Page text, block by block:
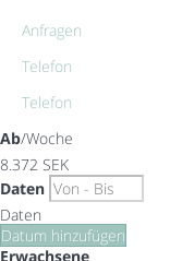
Anfragen
Telefon
Telefon
Ab/Woche
8.372 SEK
Daten
Daten
Datum hinzufügen
Erwachsene